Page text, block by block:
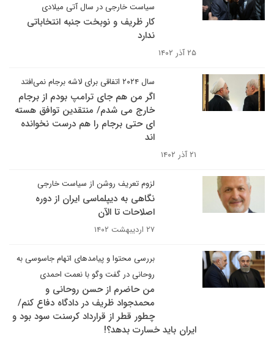
سیاست خارجی در سال آتی میلادی
کار ظریف و نوبخت جنبه انتخاباتی
ندارد
۲۵ آذر ۱۴۰۲
سال ۲۰۲۴ اتفاقی برای لاشه برجام نمی‌افتد
اگر من هم جای ترامپ بودم از برجام
خارج می شدم/ منتقدین توافق هسته
ای حتی برجام را هم درست نخوانده
اند
۲۱ آذر ۱۴۰۲
لزوم تعریف روشن از سیاست خارجی
نگاهی به دیپلماسی ایران از دوره
اصلاحات تا الآن
۲۷ اردیبهشت ۱۴۰۲
بررسی محتوا و پیامدهای اتهام جاسوسی به
روحانی در گفت وگو با نعمت احمدی
من حاضرم از حسن روحانی و
محمدجواد ظریف در دادگاه دفاع کنم/
چطور قطر از قرارداد کرسنت سود بود و
ایران باید خسارت بدهد؟!